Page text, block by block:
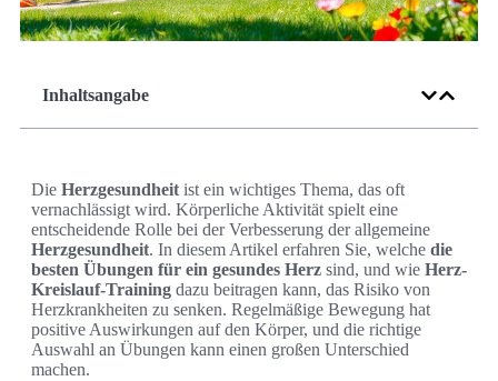
Inhaltsangabe
Die Herzgesundheit ist ein wichtiges Thema, das oft
vernachlässigt wird. Körperliche Aktivität spielt eine
entscheidende Rolle bei der Verbesserung der allgemeine
Herzgesundheit. In diesem Artikel erfahren Sie, welche die
besten Übungen für ein gesundes Herz sind, und wie Herz-
Kreislauf-Training dazu beitragen kann, das Risiko von
Herzkrankheiten zu senken. Regelmäßige Bewegung hat
positive Auswirkungen auf den Körper, und die richtige
Auswahl an Übungen kann einen großen Unterschied
machen.